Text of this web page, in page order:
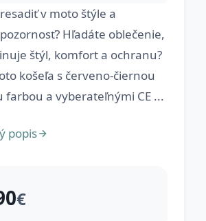
v moto štýle a
Hľadáte oblečenie,
štýl, komfort a ochranu?
košeľa s červeno-čiernou
farbou a vyberateľnými CE ...
popis
€